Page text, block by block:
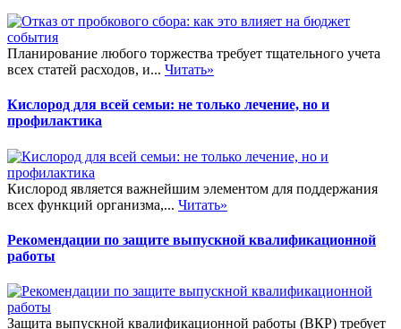
Планирование любого торжества требует тщательного учета
всех статей расходов, и... Читать»
Кислород для всей семьи: не только лечение, но и
профилактика
Кислород является важнейшим элементом для поддержания
всех функций организма,... Читать»
Рекомендации по защите выпускной квалификационной
работы
Защита выпускной квалификационной работы (ВКР) требует